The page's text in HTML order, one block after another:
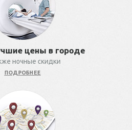
цены в городе
ночные скидки
ПОДРОБНЕЕ